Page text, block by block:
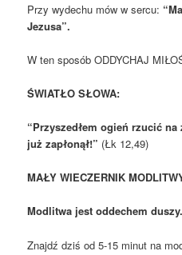
Przy wydechu mów w sercu:
Jezusa”.
W ten sposób ODDYCHAJ
ŚWIATŁO SŁOWA:
“Przyszedłem ogień rzucić na
już zapłonął!” (Łk 12,49)
MAŁY WIECZERNIK
Modlitwa jest oddechem duszy.
Znajdź dziś od 5-15 minut na